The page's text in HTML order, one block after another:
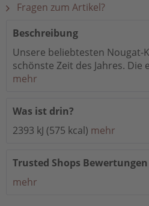
Fragen zum Artikel?
Beschreibung
Unsere beliebtesten Nougat-
schönste Zeit des Jahres. Die
mehr
Was ist drin?
2393 kJ (575 kcal) mehr
Trusted Shops Bewertungen
mehr